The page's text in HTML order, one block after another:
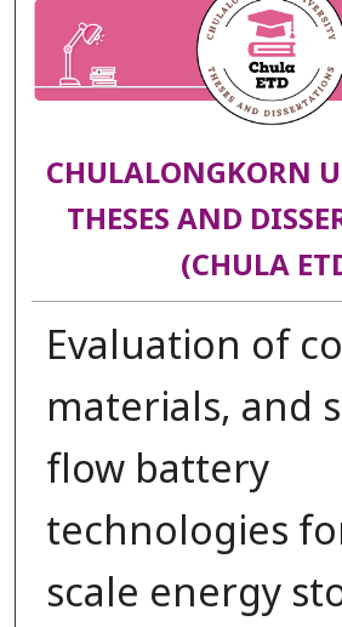
CHULALONGKORN
THESES AND
(CHULA
Evaluation of
materials, and
flow battery
technologies
scale energy